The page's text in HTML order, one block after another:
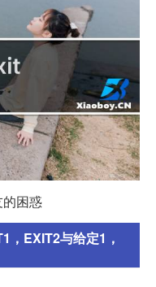
的困惑
，EXIT2与给定1，